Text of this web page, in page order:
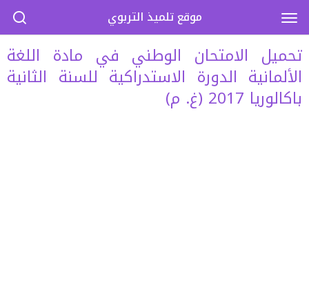
تحميل الامتحان الوطني في مادة اللغة
الألمانية الدورة الاستدراكية للسنة الثانية
باكالوريا 2017 (غ. م)
موقع تلميذ التربوي